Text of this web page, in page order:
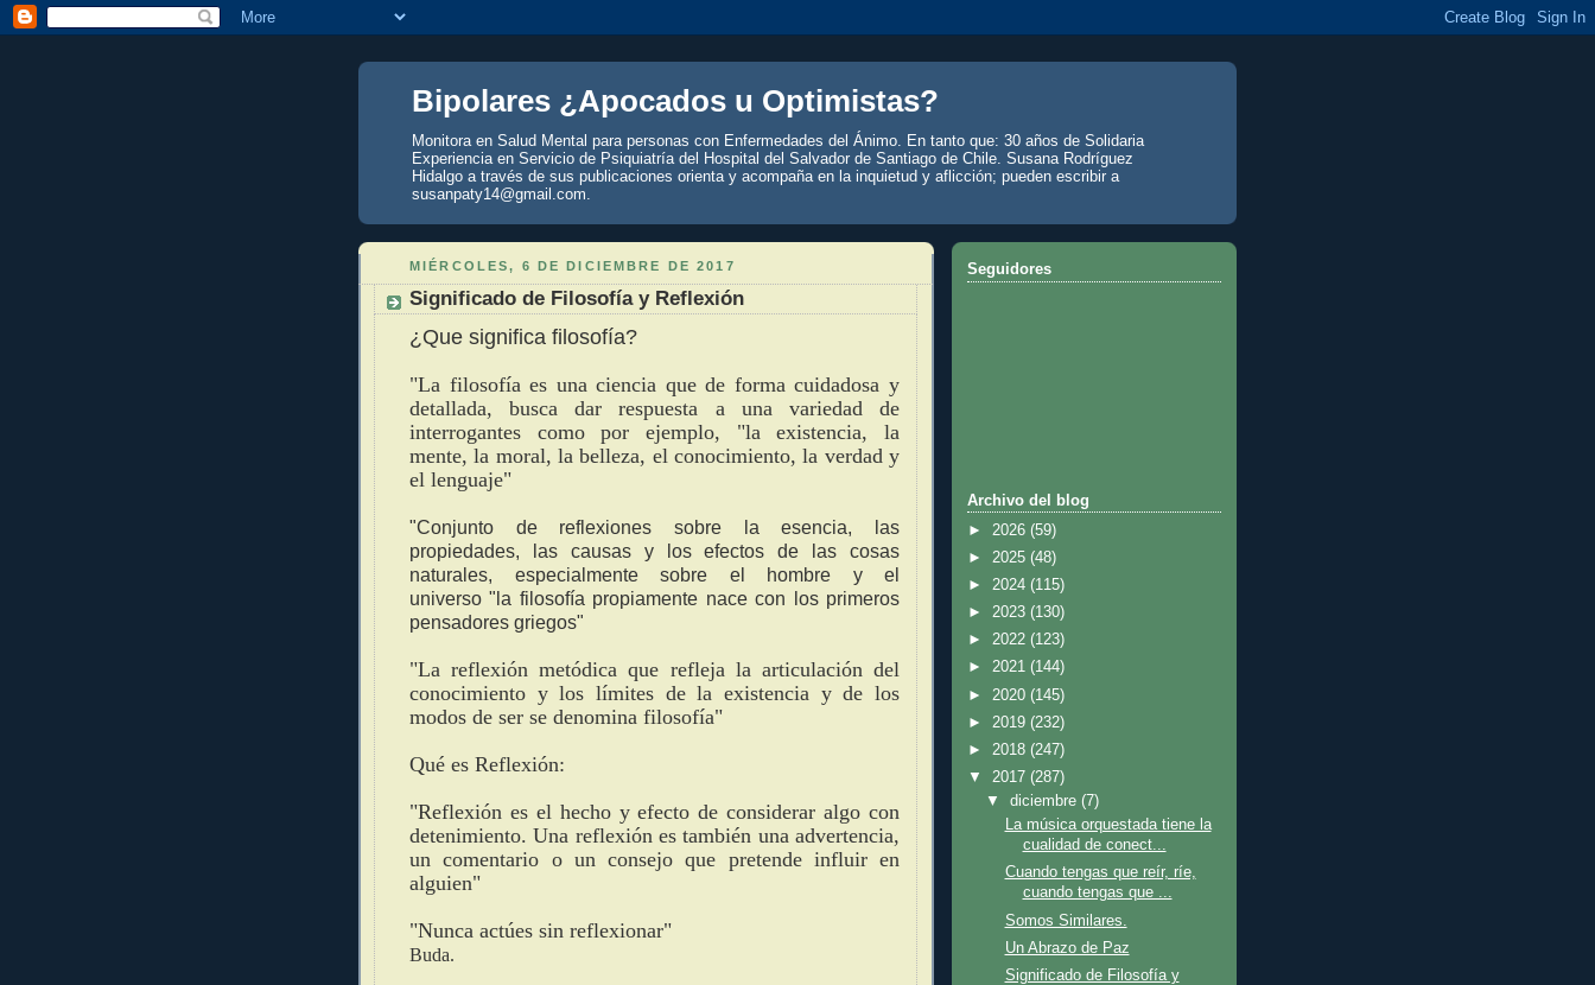
Bipolares ¿Apocados u Optimistas?
Monitora en Salud Mental para personas con Enfermedades del Ánimo. En tanto que: 30 años de Solidaria
Experiencia en Servicio de Psiquiatría del Hospital del Salvador de Santiago de Chile. Susana Rodríguez
Hidalgo a través de sus publicaciones orienta y acompaña en la inquietud y aflicción; pueden escribir a
susanpaty14@gmail.com.
MIÉRCOLES, 6 DE DICIEMBRE DE 2017
Significado de Filosofía y Reflexión
¿Que significa filosofía?
"La filosofía es una ciencia que de forma cuidadosa y
detallada, busca dar respuesta a una variedad de
interrogantes como por ejemplo, "la existencia, la
mente, la moral, la belleza, el conocimiento, la verdad y
el lenguaje"
"Conjunto de reflexiones sobre la esencia, las
propiedades, las causas y los efectos de las cosas
naturales, especialmente sobre el hombre y el
universo"la filosofía propiamente nace con los primeros
pensadores griegos"
"La reflexión metódica que refleja la articulación del
conocimiento y los límites de la existencia y de los
modos de ser se denomina filosofía"
Qué es Reflexión:
"Reflexión es el hecho y efecto de considerar algo con
detenimiento. Una reflexión es también una advertencia,
un comentario o un consejo que pretende influir en
alguien"
"Nunca actúes sin reflexionar"
Buda.
Seguidores
Archivo del blog
► 2026 (59)
► 2025 (48)
► 2024 (115)
► 2023 (130)
► 2022 (123)
► 2021 (144)
► 2020 (145)
► 2019 (232)
► 2018 (247)
▼ 2017 (287)
▼diciembre(7)
La música orquestada tiene la
cualidad de conect...
Cuando tengas que reír, ríe,
cuando tengas que ...
Somos Similares.
Un Abrazo de Paz
Significado de Filosofía y